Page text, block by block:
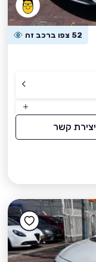
52 צפו ברכב זה
יצירת קשר